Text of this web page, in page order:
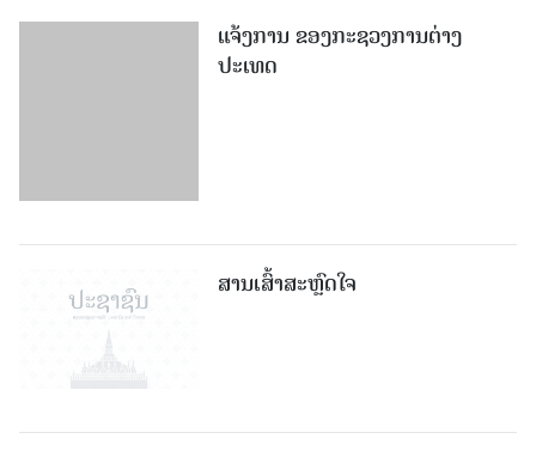
ແຈ້ງການ ຂອງກະຊວງການຕ່າງ
ປະເທດ
ສານເສົ້າສະຫຼົດໃຈ